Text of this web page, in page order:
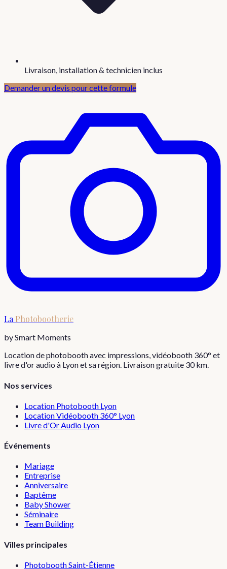
Livraison, installation & technicien inclus
Demander un devis pour cette formule
LaPhotobootherie
by Smart Moments
Location de photobooth avec impressions, vidéobooth 360° et
livre d'or audio à Lyon et sa région. Livraison gratuite 30 km.
Nos services
Location Photobooth Lyon
Location Vidéobooth 360° Lyon
Livre d'Or Audio Lyon
Événements
Mariage
Entreprise
Anniversaire
Baptême
Baby Shower
Séminaire
Team Building
Villes principales
PhotoboothSaint-Étienne